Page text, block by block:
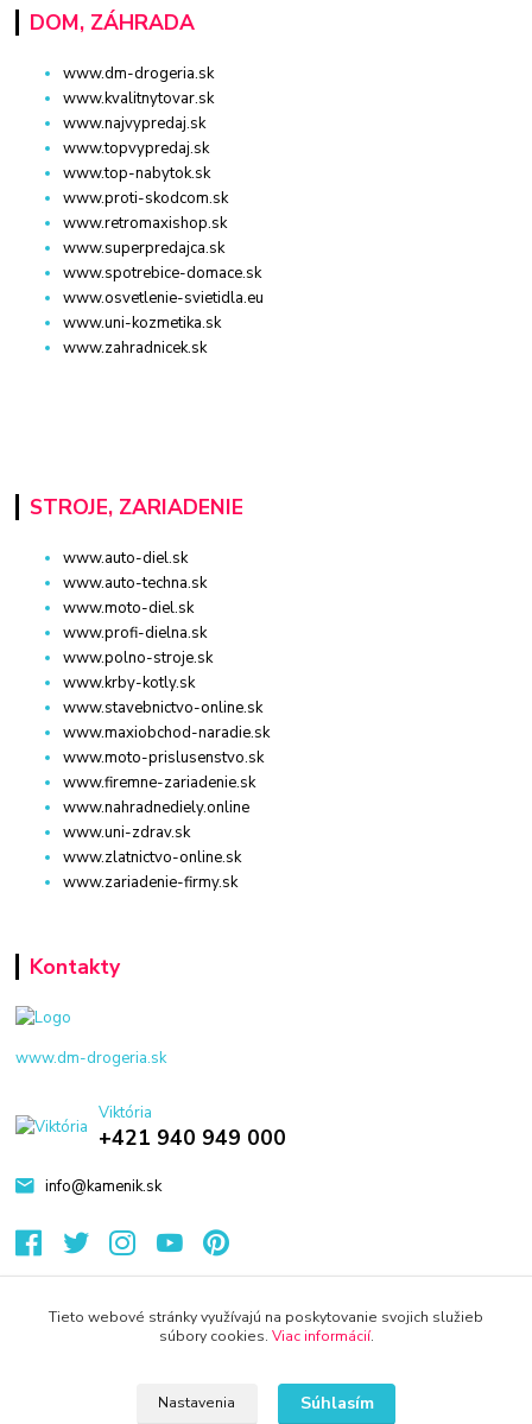
DOM, ZÁHRADA
www.dm-drogeria.sk
www.kvalitnytovar.sk
www.najvypredaj.sk
www.topvypredaj.sk
www.top-nabytok.sk
www.proti-skodcom.sk
www.retromaxishop.sk
www.superpredajca.sk
www.spotrebice-domace.sk
www.osvetlenie-svietidla.eu
www.uni-kozmetika.sk
www.zahradnicek.sk
STROJE, ZARIADENIE
www.auto-diel.sk
www.auto-techna.sk
www.moto-diel.sk
www.profi-dielna.sk
www.polno-stroje.sk
www.krby-kotly.sk
www.stavebnictvo-online.sk
www.maxiobchod-naradie.sk
www.moto-prislusenstvo.sk
www.firemne-zariadenie.sk
www.nahradnediely.online
www.uni-zdrav.sk
www.zlatnictvo-online.sk
www.zariadenie-firmy.sk
Kontakty
www.dm-drogeria.sk
Viktória
+421 940 949 000
info@kamenik.sk
Tieto webové stránky využívajú na poskytovanie svojich služieb
súbory cookies. Viac informácií.
Nastavenia Súhlasím